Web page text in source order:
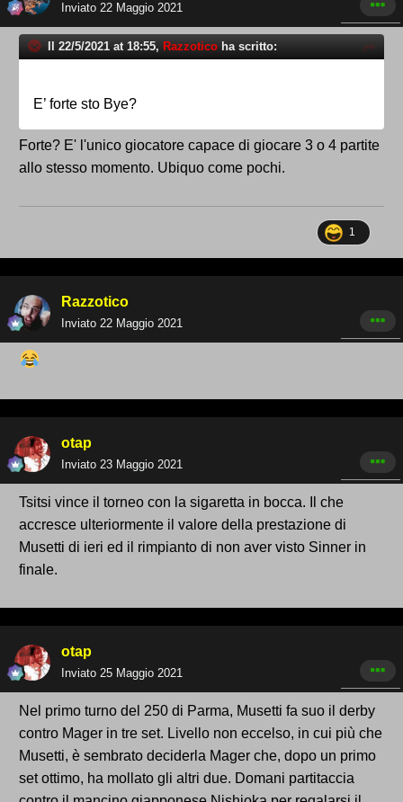
Inviato 22 Maggio 2021
Il 22/5/2021 at 18:55, Razzotico ha scritto:
E’ forte sto Bye?
Forte? E' l'unico giocatore capace di giocare 3 o 4 partite
allo stesso momento. Ubiquo come pochi.
1
Razzotico
Inviato 22 Maggio 2021
otap
Inviato 23 Maggio 2021
Tsitsi vince il torneo con la sigaretta in bocca. Il che
accresce ulteriormente il valore della prestazione di
Musetti di ieri ed il rimpianto di non aver visto Sinner in
finale.
otap
Inviato 25 Maggio 2021
Nel primo turno del 250 di Parma, Musetti fa suo il derby
contro Mager in tre set. Livello non eccelso, in cui più che
Musetti, è sembrato deciderla Mager che, dopo un primo
set ottimo, ha mollato gli altri due. Domani partitaccia